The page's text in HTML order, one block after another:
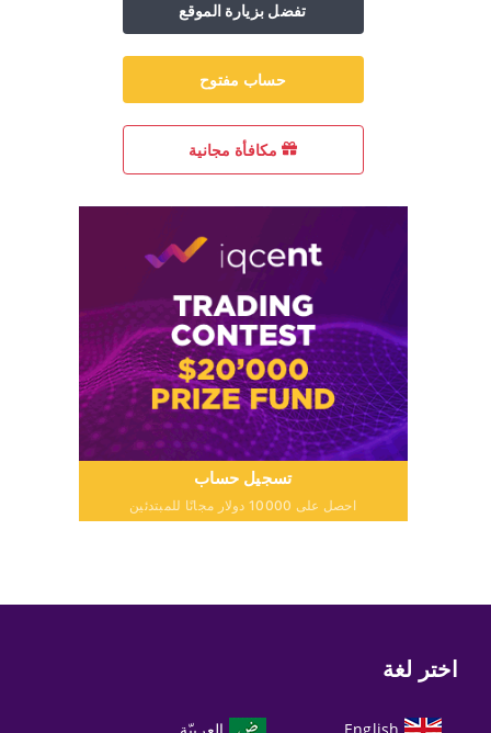
تفضل بزيارة الموقع
حساب مفتوح
مكافأة مجانية
تسجيل حساب
احصل على 10000 دولار مجانًا للمبتدئين
اختر لغة